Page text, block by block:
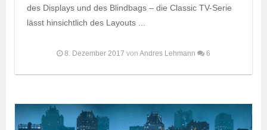
des Displays und des Blindbags – die Classic TV-Serie
lässt hinsichtlich des Layouts ...
8. Dezember 2017 von Andres Lehmann 6